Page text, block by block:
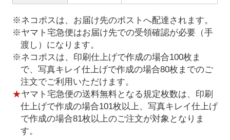
※ネコポスは、お届け先のポストへ配達されます。
※ヤマト宅急便はお届け先での受領確認が必要（手
渡し）になります。
※ネコポスは、印刷仕上げで作成の場合100枚ま
で、写真キレイ仕上げで作成の場合80枚までのご
注文でご利用いただけます。
★ヤマト宅急便の送料無料となる規定枚数は、印刷
仕上げで作成の場合101枚以上、写真キレイ仕上げ
で作成の場合81枚以上のご注文が対象となりま
す。